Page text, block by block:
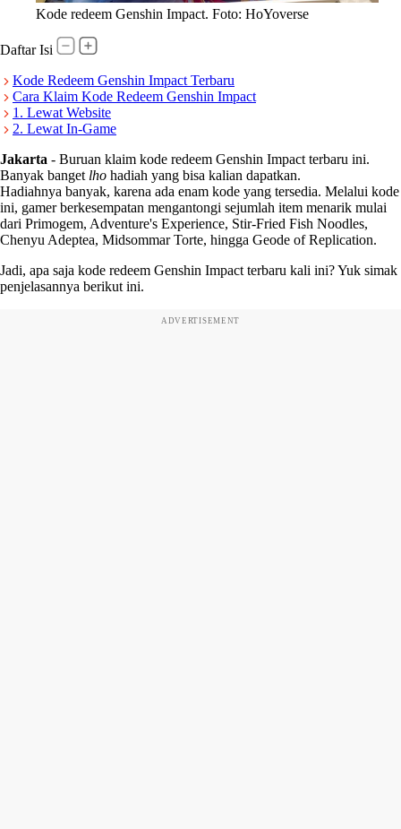
Kode redeem Genshin Impact. Foto: HoYoverse
Daftar Isi
Kode Redeem Genshin Impact Terbaru
Cara Klaim Kode Redeem Genshin Impact
1. Lewat Website
2. Lewat In-Game
Jakarta - Buruan klaim kode redeem Genshin Impact terbaru ini.
Banyak banget lho hadiah yang bisa kalian dapatkan.
Hadiahnya banyak, karena ada enam kode yang tersedia. Melalui kode
ini, gamer berkesempatan mengantongi sejumlah item menarik mulai
dari Primogem, Adventure's Experience, Stir-Fried Fish Noodles,
Chenyu Adeptea, Midsommar Torte, hingga Geode of Replication.
Jadi, apa saja kode redeem Genshin Impact terbaru kali ini? Yuk simak
penjelasannya berikut ini.
ADVERTISEMENT